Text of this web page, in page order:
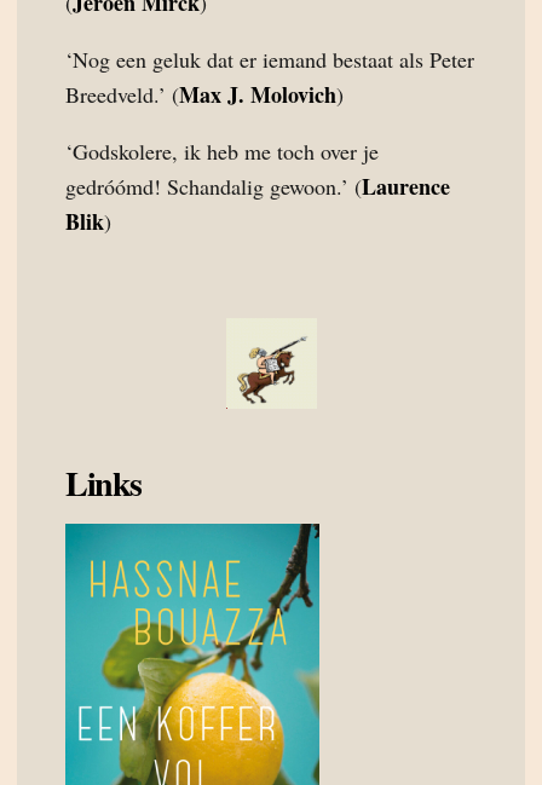
‘Nog een geluk dat er iemand bestaat als Peter
Breedveld.’ (Max J. Molovich)
‘Godskolere, ik heb me toch over je
gedróómd! Schandalig gewoon.’ (Laurence
Blik)
Links